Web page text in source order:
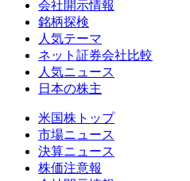
会社開示情報
銘柄探検
人気テーマ
ネット証券会社比較
人気ニュース
日本の株主
米国株トップ
市場ニュース
決算ニュース
株価注意報